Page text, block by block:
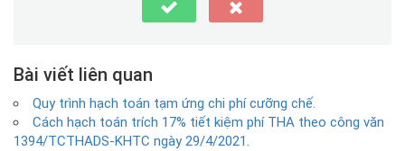
Bài viết liên quan
Quy trình hạch toán tạm ứng chi phí cưỡng chế.
Cách hạch toán trích 17% tiết kiệm phí THA theo công văn
1394/TCTHADS-KHTC ngày 29/4/2021.